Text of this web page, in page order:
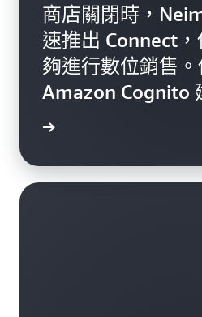
商店關閉時，
速推出 Connect
夠進行數位銷售
Amazon Cognito
式庫，處理註冊、